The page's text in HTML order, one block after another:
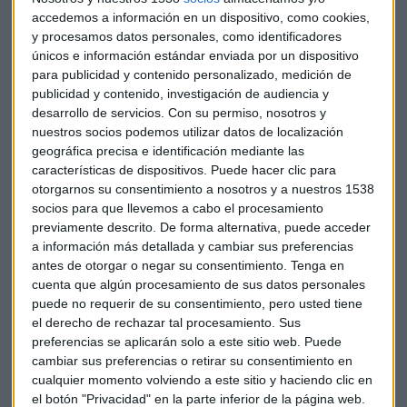
accedemos a información en un dispositivo, como cookies,
y procesamos datos personales, como identificadores
únicos e información estándar enviada por un dispositivo
para publicidad y contenido personalizado, medición de
publicidad y contenido, investigación de audiencia y
desarrollo de servicios. Con su permiso, nosotros y
nuestros socios podemos utilizar datos de localización
geográfica precisa e identificación mediante las
características de dispositivos. Puede hacer clic para
otorgarnos su consentimiento a nosotros y a nuestros 1538
socios para que llevemos a cabo el procesamiento
previamente descrito. De forma alternativa, puede acceder
a información más detallada y cambiar sus preferencias
antes de otorgar o negar su consentimiento. Tenga en
cuenta que algún procesamiento de sus datos personales
puede no requerir de su consentimiento, pero usted tiene
el derecho de rechazar tal procesamiento. Sus
preferencias se aplicarán solo a este sitio web. Puede
cambiar sus preferencias o retirar su consentimiento en
cualquier momento volviendo a este sitio y haciendo clic en
el botón "Privacidad" en la parte inferior de la página web.
La forma en la que se produce la salida del consejero
delegado de Indra, después de conseguir unos resultados
empresariales marcados por los máximos y haber reducido
su deuda neta casi a cero, nos hace pensar que tal vez
estaba más planeada de lo que parece.
"Es inentendible quela salida de Mataix se produzca casi
en el mejor momento para la compañía. Tampoco tiene
sentido que el mismo consejo que ha apoyado su salida
quiera tenerlo ahora de asesor", señala Aguilera.